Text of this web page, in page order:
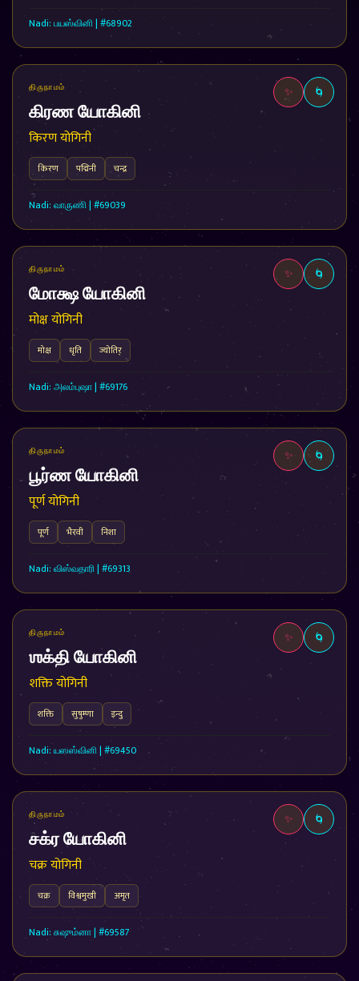
Nadi: பயஸ்வினி | #68902
✨ 🌀
திருநாமம்
கிரண யோகினி
किरण योगिनी
किरण पद्मिनी चन्द्र
Nadi: வாருணி | #69039
✨ 🌀
திருநாமம்
மோக்ஷ யோகினி
मोक्ष योगिनी
मोक्ष धृति ज्योतिर्
Nadi: அலம்புஷா | #69176
✨ 🌀
திருநாமம்
பூர்ண யோகினி
पूर्ण योगिनी
पूर्ण भैरवी निशा
Nadi: விஸ்வதாரி | #69313
✨ 🌀
திருநாமம்
ஶக்தி யோகினி
शक्ति योगिनी
शक्ति सुषुम्णा इन्दु
Nadi: யஸஸ்வினி | #69450
✨ 🌀
திருநாமம்
சக்ர யோகினி
चक्र योगिनी
चक्र विश्वमुखी अमृत
Nadi: சுஷும்னா | #69587